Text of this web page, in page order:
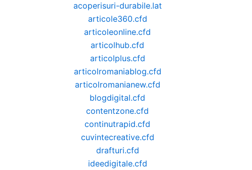
acoperisuri-durabile.lat
articole360.cfd
articoleonline.cfd
articolhub.cfd
articolplus.cfd
articolromaniablog.cfd
articolromanianew.cfd
blogdigital.cfd
contentzone.cfd
continutrapid.cfd
cuvintecreative.cfd
drafturi.cfd
ideedigitale.cfd